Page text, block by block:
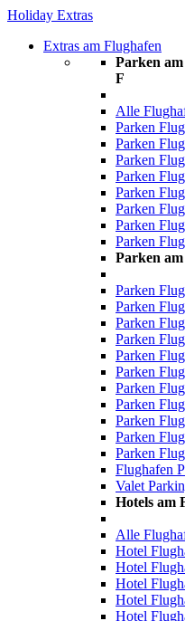
Holiday Extras
Extras am Flughafen
Parken
F
Alle
Parken
Parken
Parken
Parken
Parken
Parken
Parken
Parken
Parken
Parken
Parken
Parken
Parken
Parken
Parken
Parken
Parken
Parken
Parken
Parken
Flughafen
Valet
Hotels am
Alle
Hotel
Hotel
Hotel
Hotel
Hotel